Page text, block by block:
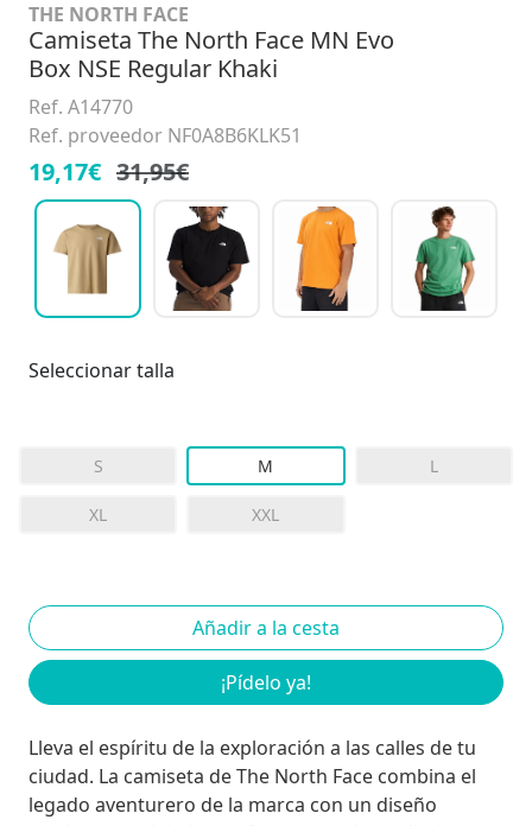
THE NORTH FACE
Camiseta The North Face MN Evo
Box NSE Regular Khaki
Ref. A14770
Ref. proveedor NF0A8B6KLK51
19,17€ 31,95€
Seleccionar talla
S M L
XL XXL
¡Pídelo ya!
Lleva el espíritu de la exploración a las calles de tu
ciudad. La camiseta de The North Face combina el
legado aventurero de la marca con un diseño